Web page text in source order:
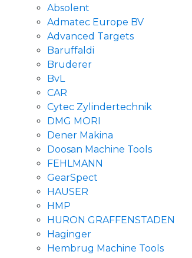
Absolent
Admatec Europe BV
Advanced Targets
Baruffaldi
Bruderer
BvL
CAR
Cytec Zylindertechnik
DMG MORI
Dener Makina
Doosan Machine Tools
FEHLMANN
GearSpect
HAUSER
HMP
HURON GRAFFENSTADEN
Haginger
Hembrug Machine Tools